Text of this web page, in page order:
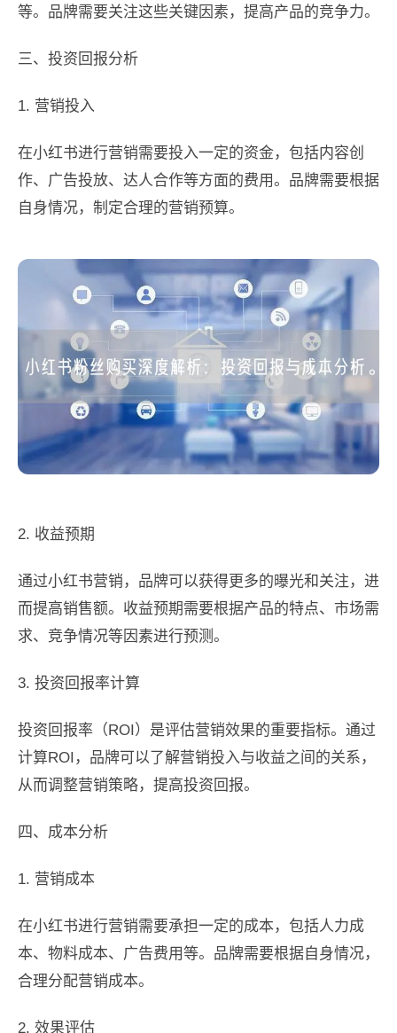
等。品牌需要关注这些关键因素，提高产品的竞争力。
三、投资回报分析
1. 营销投入
在小红书进行营销需要投入一定的资金，包括内容创
作、广告投放、达人合作等方面的费用。品牌需要根据
自身情况，制定合理的营销预算。
2. 收益预期
通过小红书营销，品牌可以获得更多的曝光和关注，进
而提高销售额。收益预期需要根据产品的特点、市场需
求、竞争情况等因素进行预测。
3. 投资回报率计算
投资回报率（ROI）是评估营销效果的重要指标。通过
计算ROI，品牌可以了解营销投入与收益之间的关系，
从而调整营销策略，提高投资回报。
四、成本分析
1. 营销成本
在小红书进行营销需要承担一定的成本，包括人力成
本、物料成本、广告费用等。品牌需要根据自身情况，
合理分配营销成本。
2. 效果评估